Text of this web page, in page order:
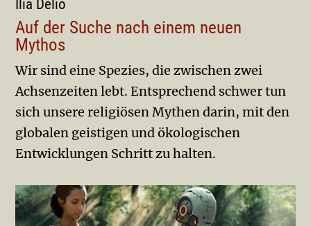
Ilia Delio
Auf der Suche nach einem neuen
Mythos
Wir sind eine Spezies, die zwischen zwei
Achsenzeiten lebt. Entsprechend schwer tun
sich unsere religiösen Mythen darin, mit den
globalen geistigen und ökologischen
Entwicklungen Schritt zu halten.